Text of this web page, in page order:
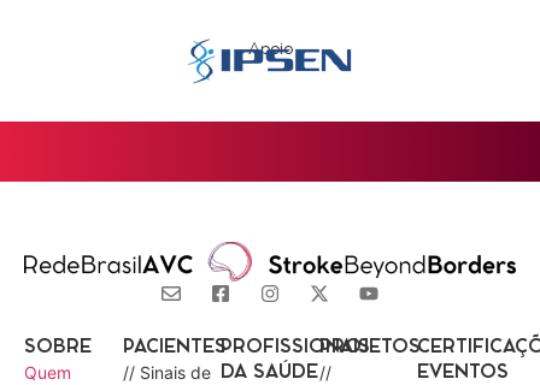
Apoio
SOBRE
Quem
PACIENTES
// Sinais de
PROFISSIONAIS
DA SAÚDE
PROJETOS
//
EVENTOS